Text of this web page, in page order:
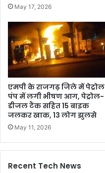
May 17, 2026
एमपी के राजगढ़ जिले में पेट्रोल
पंप में लगी भीषण आग, पेट्रोल-
डीजल टैंक सहित 15 बाइक
जलकर खाक, 13 लोग झुलसे
May 11, 2026
Recent Tech News